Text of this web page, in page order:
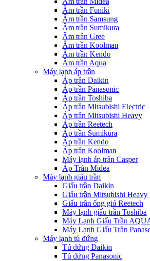
Âm trần Funiki
Âm trần Samsung
Âm trần Sumikura
Âm trần Gree
Âm trần Koolman
Âm trần Kendo
Âm trần Aqua
Máy lạnh áp trần
Áp trần Daikin
Áp trần Panasonic
Áp trần Toshiba
Áp trần Mitsubishi Electric
Áp trần Mitsubishi Heavy
Áp trần Reetech
Áp trần Sumikura
Áp trần Kendo
Áp trần Koolman
Máy lạnh áp trần Casper
Áp Trần Midea
Máy lạnh giấu trần
Giấu trần Daikin
Giấu trần Mitsubishi Heavy
Giấu trần ống gió Reetech
Máy lạnh giấu trần Toshiba
Máy Lạnh Giấu Trần
Máy Lạnh Giấu Trần
Máy lạnh tủ đứng
Tủ đứng Daikin
Tủ đứng Panasonic